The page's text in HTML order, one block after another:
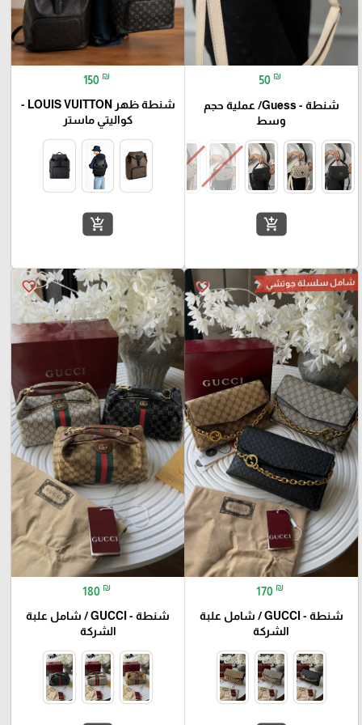
50 ₪
شنطة - Guess/ عملية حجم
وسط
add_shopping_cart
150 ₪
شنطة ظهر LOUIS VUITTON -
كواليتي ماستر
add_shopping_cart
favorite_border شامل سلسلة جوتشي
170 ₪
شنطة - GUCCI / شامل علبة
الشركة
favorite_border
180 ₪
شنطة - GUCCI / شامل علبة
الشركة